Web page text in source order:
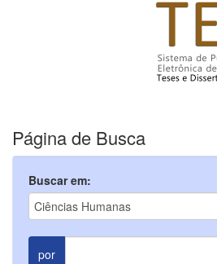
Página de Busca
Buscar em:
por